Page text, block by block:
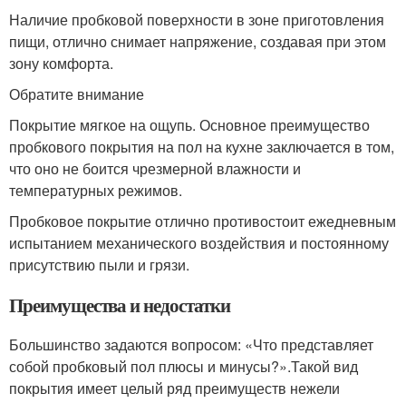
Наличие пробковой поверхности в зоне приготовления
пищи, отлично снимает напряжение, создавая при этом
зону комфорта.
Обратите внимание
Покрытие мягкое на ощупь. Основное преимущество
пробкового покрытия на пол на кухне заключается в том,
что оно не боится чрезмерной влажности и
температурных режимов.
Пробковое покрытие отлично противостоит ежедневным
испытанием механического воздействия и постоянному
присутствию пыли и грязи.
Преимущества и недостатки
Большинство задаются вопросом: «Что представляет
собой пробковый пол плюсы и минусы?».Такой вид
покрытия имеет целый ряд преимуществ нежели